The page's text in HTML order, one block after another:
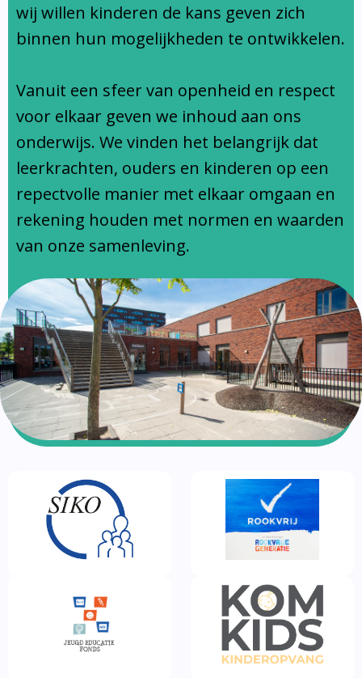
Ondersteuningsprofiel
wij willen kinderen de kans geven zich
binnen hun mogelijkheden te ontwikkelen.
Vanuit een sfeer van openheid en respect
voor elkaar geven we inhoud aan ons
onderwijs. We vinden het belangrijk dat
leerkrachten, ouders en kinderen op een
repectvolle manier met elkaar omgaan en
rekening houden met normen en waarden
van onze samenleving.